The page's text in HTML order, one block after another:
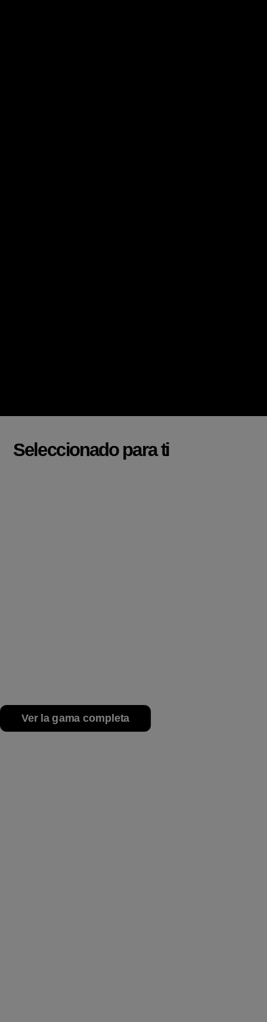
Seleccionado para ti
Ver la gama completa